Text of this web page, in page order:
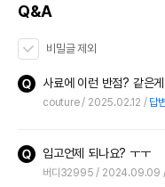
Q&A
비밀글 제외
사료에 이런 반점? 같은
couture 2025.02.12 답
입고언제 되나요? ㅜㅜ
버디32995 2024.09.09